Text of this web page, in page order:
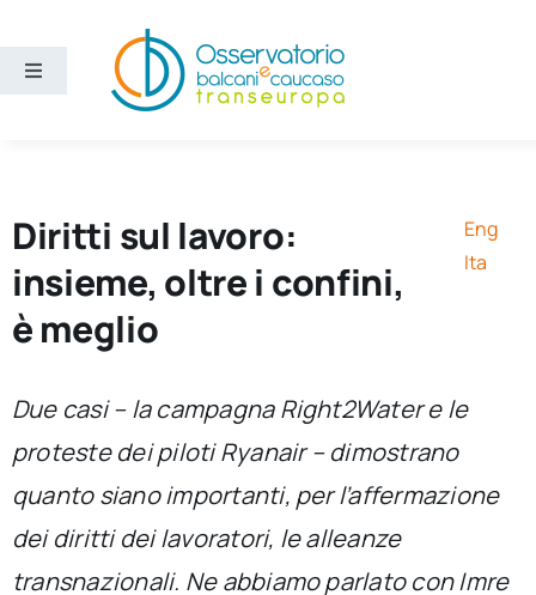
contenuto
Toggle
Ricerca e divulgazione
Chi siamo
per:
Diritti sul lavoro:
insieme, oltre i confini,
è meglio
Eng
Ita
Due casi – la campagna Right2Water e le
proteste dei piloti Ryanair – dimostrano
quanto siano importanti, per l’affermazione
dei diritti dei lavoratori, le alleanze
transnazionali. Ne abbiamo parlato con Imre